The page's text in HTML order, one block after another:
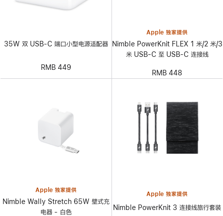
35W 双 USB-C 端口小型电源适配器
RMB 449
Apple 独家提供
Nimble PowerKnit FLEX 1 米/2 米/3
米 USB-C 至 USB-C 连接线
RMB 448
Apple 独家提供
Nimble Wally Stretch 65W 壁式充
电器 - 白色
Apple 独家提供
Nimble PowerKnit 3 连接线旅行套装